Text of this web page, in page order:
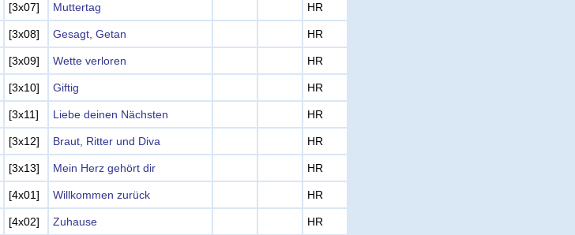
[3x07] Muttertag HR
[3x08] Gesagt, Getan HR
[3x09] Wette verloren HR
[3x10] Giftig HR
[3x11] Liebe deinen Nächsten HR
[3x12] Braut, Ritter und Diva HR
[3x13] Mein Herz gehört dir HR
[4x01] Willkommen zurück HR
[4x02] Zuhause HR